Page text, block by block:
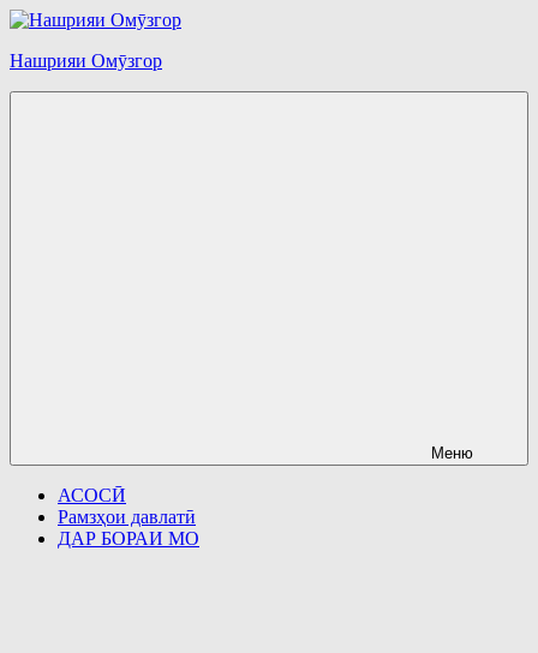
Перейти
содержимому
Нашрияи Омӯзгор
Меню
АСОСӢ
Рамзҳои давлатӣ
ДАР БОРАИ МО